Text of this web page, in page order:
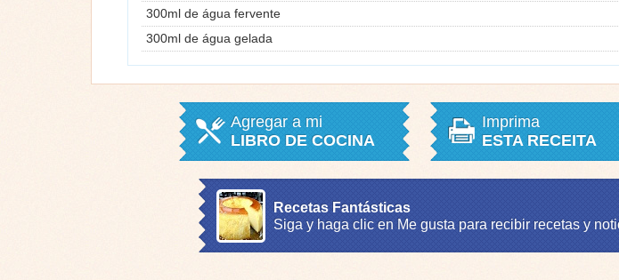
300ml de água fervente
300ml de água gelada
Agregar a mi
LIBRO DE COCINA
Imprima
ESTA RECEITA
Recetas Fantásticas
Siga y haga clic en Me gusta para recibir recetas y